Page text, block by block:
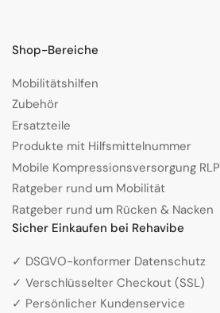
Shop-Bereiche
Mobilitätshilfen
Zubehör
Ersatzteile
Produkte mit Hilfsmittelnummer
Mobile Kompressionsversorgung RLP
Ratgeber rund um Mobilität
Ratgeber rund um Rücken & Nacken
Sicher Einkaufen bei Rehavibe
✓ DSGVO-konformer Datenschutz
✓ Verschlüsselter Checkout (SSL)
✓ Persönlicher Kundenservice